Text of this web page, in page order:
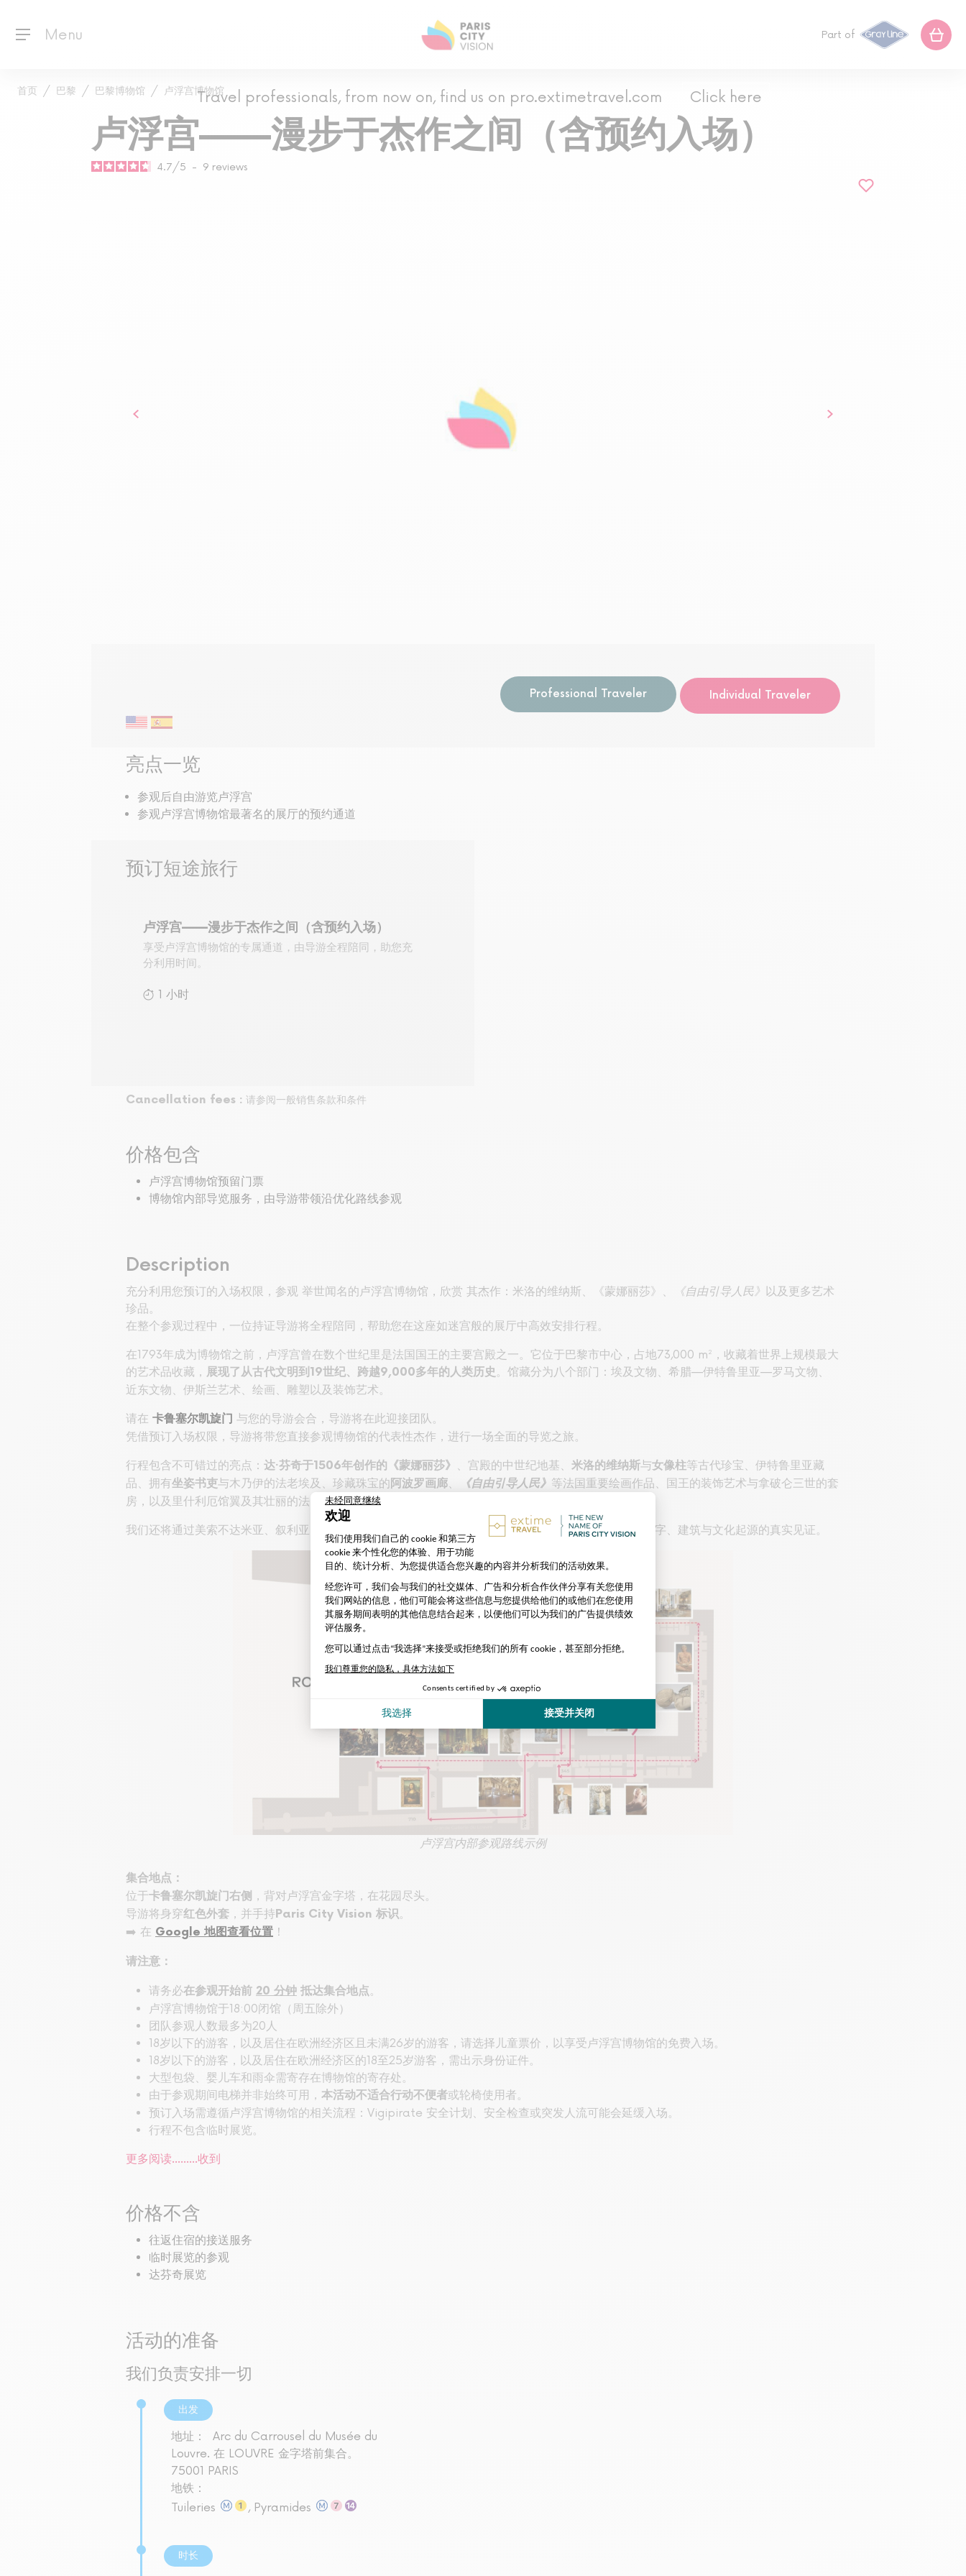
Menu Part of
Travel professionals, from now on, find us on pro.extimetravel.com Click here
首页 巴黎 巴黎博物馆 卢浮宫博物馆
卢浮宫——漫步于杰作之间（含预约入场）
4.7/5 - 9 reviews
Professional Traveler Individual Traveler
亮点一览
参观后自由游览卢浮宫
参观卢浮宫博物馆最著名的展厅的预约通道
预订短途旅行
卢浮宫——漫步于杰作之间（含预约入场）
享受卢浮宫博物馆的专属通道，由导游全程陪同，助您充
分利用时间。
1 小时
Cancellation fees : 请参阅一般销售条款和条件
价格包含
卢浮宫博物馆预留门票
博物馆内部导览服务，由导游带领沿优化路线参观
Description
充分利用您预订的入场权限，参观 举世闻名的卢浮宫博物馆，欣赏 其杰作：米洛的维纳斯、《蒙娜丽莎》、 《自由引导人民》 以及更多艺术
珍品。
在整个参观过程中，一位持证导游将全程陪同，帮助您在这座如迷宫般的展厅中高效安排行程。
在1793年成为博物馆之前，卢浮宫曾在数个世纪里是法国国王的主要宫殿之一。它位于巴黎市中心，占地73,000 m²，收藏着世界上规模最大
的艺术品收藏， 展现了从古代文明到19世纪、跨越9,000多年的人类历史。馆藏分为八个部门：埃及文物、希腊—伊特鲁里亚—罗马文物、
近东文物、伊斯兰艺术、绘画、雕塑以及装饰艺术。
请在 卡鲁塞尔凯旋门 与您的导游会合，导游将在此迎接团队。
凭借预订入场权限，导游将带您直接参观博物馆的代表性杰作，进行一场全面的导览之旅。
行程包含不可错过的亮点： 达·芬奇于1506年创作的《蒙娜丽莎》 、宫殿的中世纪地基、 米洛的维纳斯与女像柱等古代珍宝、伊特鲁里亚藏
品、拥有坐姿书吏与木乃伊的法老埃及、珍藏珠宝的 阿波罗画廊、 《自由引导人民》 等法国重要绘画作品、国王的装饰艺术与拿破仑三世的套
房，以及里什利厄馆翼及其壮丽的法国雕塑。
我们还将通过美索不达米亚、叙利亚、波斯等文明以及近东艺术，探索古代近东的丰富历史，这些都是文字、建筑与文化起源的真实见证。
卢浮宫内部参观路线示例
集合地点：
位于卡鲁塞尔凯旋门右侧 ，背对卢浮宫金字塔，在花园尽头。
导游将身穿红色外套 ，并手持 Paris City Vision 标识。
➡️ 在 Google 地图查看位置 ！
请注意：
请务必在参观开始前 20 分钟 抵达集合地点。
卢浮宫博物馆于18:00闭馆（周五除外）
团队参观人数最多为20人
18岁以下的游客，以及居住在欧洲经济区且未满26岁的游客，请选择儿童票价，以享受卢浮宫博物馆的免费入场。
18岁以下的游客，以及居住在欧洲经济区的18至25岁游客，需出示身份证件。
大型包袋、婴儿车和雨伞需寄存在博物馆的寄存处。
由于参观期间电梯并非始终可用， 本活动不适合行动不便者或轮椅使用者。
预订入场需遵循卢浮宫博物馆的相关流程：Vigipirate 安全计划、安全检查或突发人流可能会延缓入场。
行程不包含临时展览。
更多阅读...……收到
价格不含
往返住宿的接送服务
临时展览的参观
达芬奇展览
活动的准备
我们负责安排一切
出发
地址：
Arc du Carrousel du Musée du
Louvre. 在 LOUVRE 金字塔前集合。
75001 PARIS
地铁：
Tuileries
, Pyramides
时长